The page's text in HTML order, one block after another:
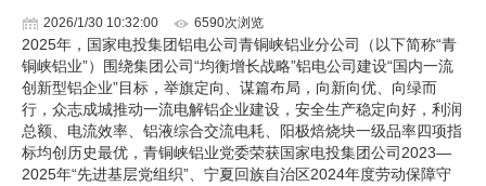
2026/1/30 10:32:00 6590次浏览
2025年，国家电投集团铝电公司青铜峡铝业分公司（以下简称“青
铜峡铝业”）围绕集团公司“均衡增长战略”铝电公司建设“国内一流
创新型铝企业”目标，举旗定向、谋篇布局，向新向优、向绿而
行，众志成城推动一流电解铝企业建设，安全生产稳定向好，利润
总额、电流效率、铝液综合交流电耗、阳极焙烧块一级品率四项指
标均创历史最优，青铜峡铝业党委荣获国家电投集团公司2023—
2025年“先进基层党组织”、宁夏回族自治区2024年度劳动保障守